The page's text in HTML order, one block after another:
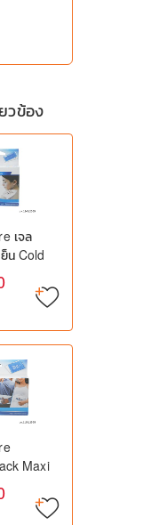
วข้อง
เจล
น Cold
Maxi
คร์ เจล
น ปวด